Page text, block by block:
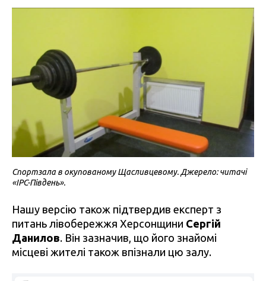
Спортзала в окупованому Щасливцевому. Джерело: читачі
«IPC-Південь».
Нашу версію також підтвердив експерт з
питань лівобережжя Херсонщини Сергій
Данилов. Він зазначив, що його знайомі
місцеві жителі також впізнали цю залу.